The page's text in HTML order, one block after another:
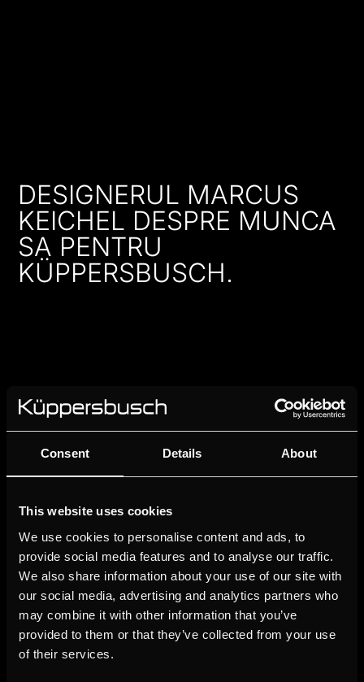
Consent Details About
This website uses cookies
We use cookies to personalise content and ads, to
provide social media features and to analyse our traffic.
We also share information about your use of our site with
our social media, advertising and analytics partners who
may combine it with other information that you’ve
provided to them or that they’ve collected from your use
of their services.
DESIGNERUL MARCUS
KEICHEL DESPRE MUNCA
SA PENTRU
KÜPPERSBUSCH.
PREMII